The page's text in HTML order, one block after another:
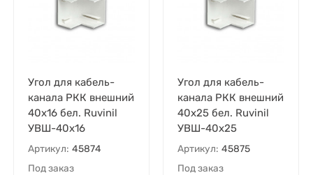
Угол для кабель-
канала РКК внешний
40х16 бел. Ruvinil
УВШ-40х16
Артикул: 45874
Под заказ
Угол для кабель-
канала РКК внешний
40х25 бел. Ruvinil
УВШ-40х25
Артикул: 45875
Под заказ